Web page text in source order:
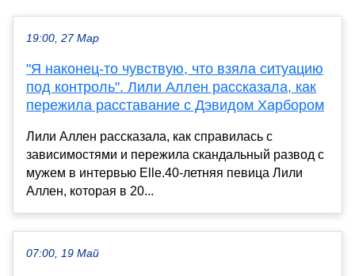
19:00, 27 Мар
"Я наконец-то чувствую, что взяла ситуацию
под контроль". Лили Аллен рассказала, как
пережила расставание с Дэвидом Харбором
Лили Аллен рассказала, как справилась с
зависимостями и пережила скандальный развод с
мужем в интервью Elle.40-летняя певица Лили
Аллен, которая в 20...
07:00, 19 Май